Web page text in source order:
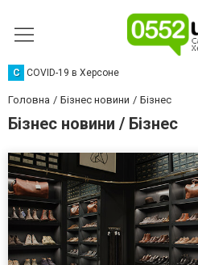
C COVID-19 в Херсоне
Головна Бізнес новини Бізнес
Бізнес новини / Бізнес